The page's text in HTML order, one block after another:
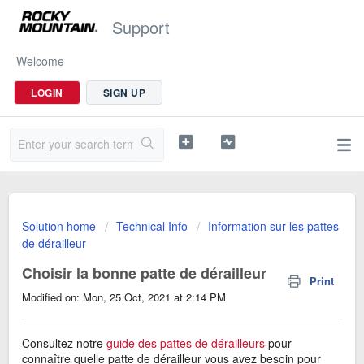
Support
Welcome
LOGIN SIGN UP
Solution home Technical Info
Information sur les pattes
de dérailleur
Choisir la bonne patte de dérailleur
Print
Modified on: Mon, 25 Oct, 2021 at 2:14 PM
Consultez notre guide des pattes de dérailleurs pour
connaître quelle patte de dérailleur vous avez besoin pour